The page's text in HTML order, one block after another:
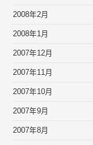
2008年2月
2008年1月
2007年12月
2007年11月
2007年10月
2007年9月
2007年8月